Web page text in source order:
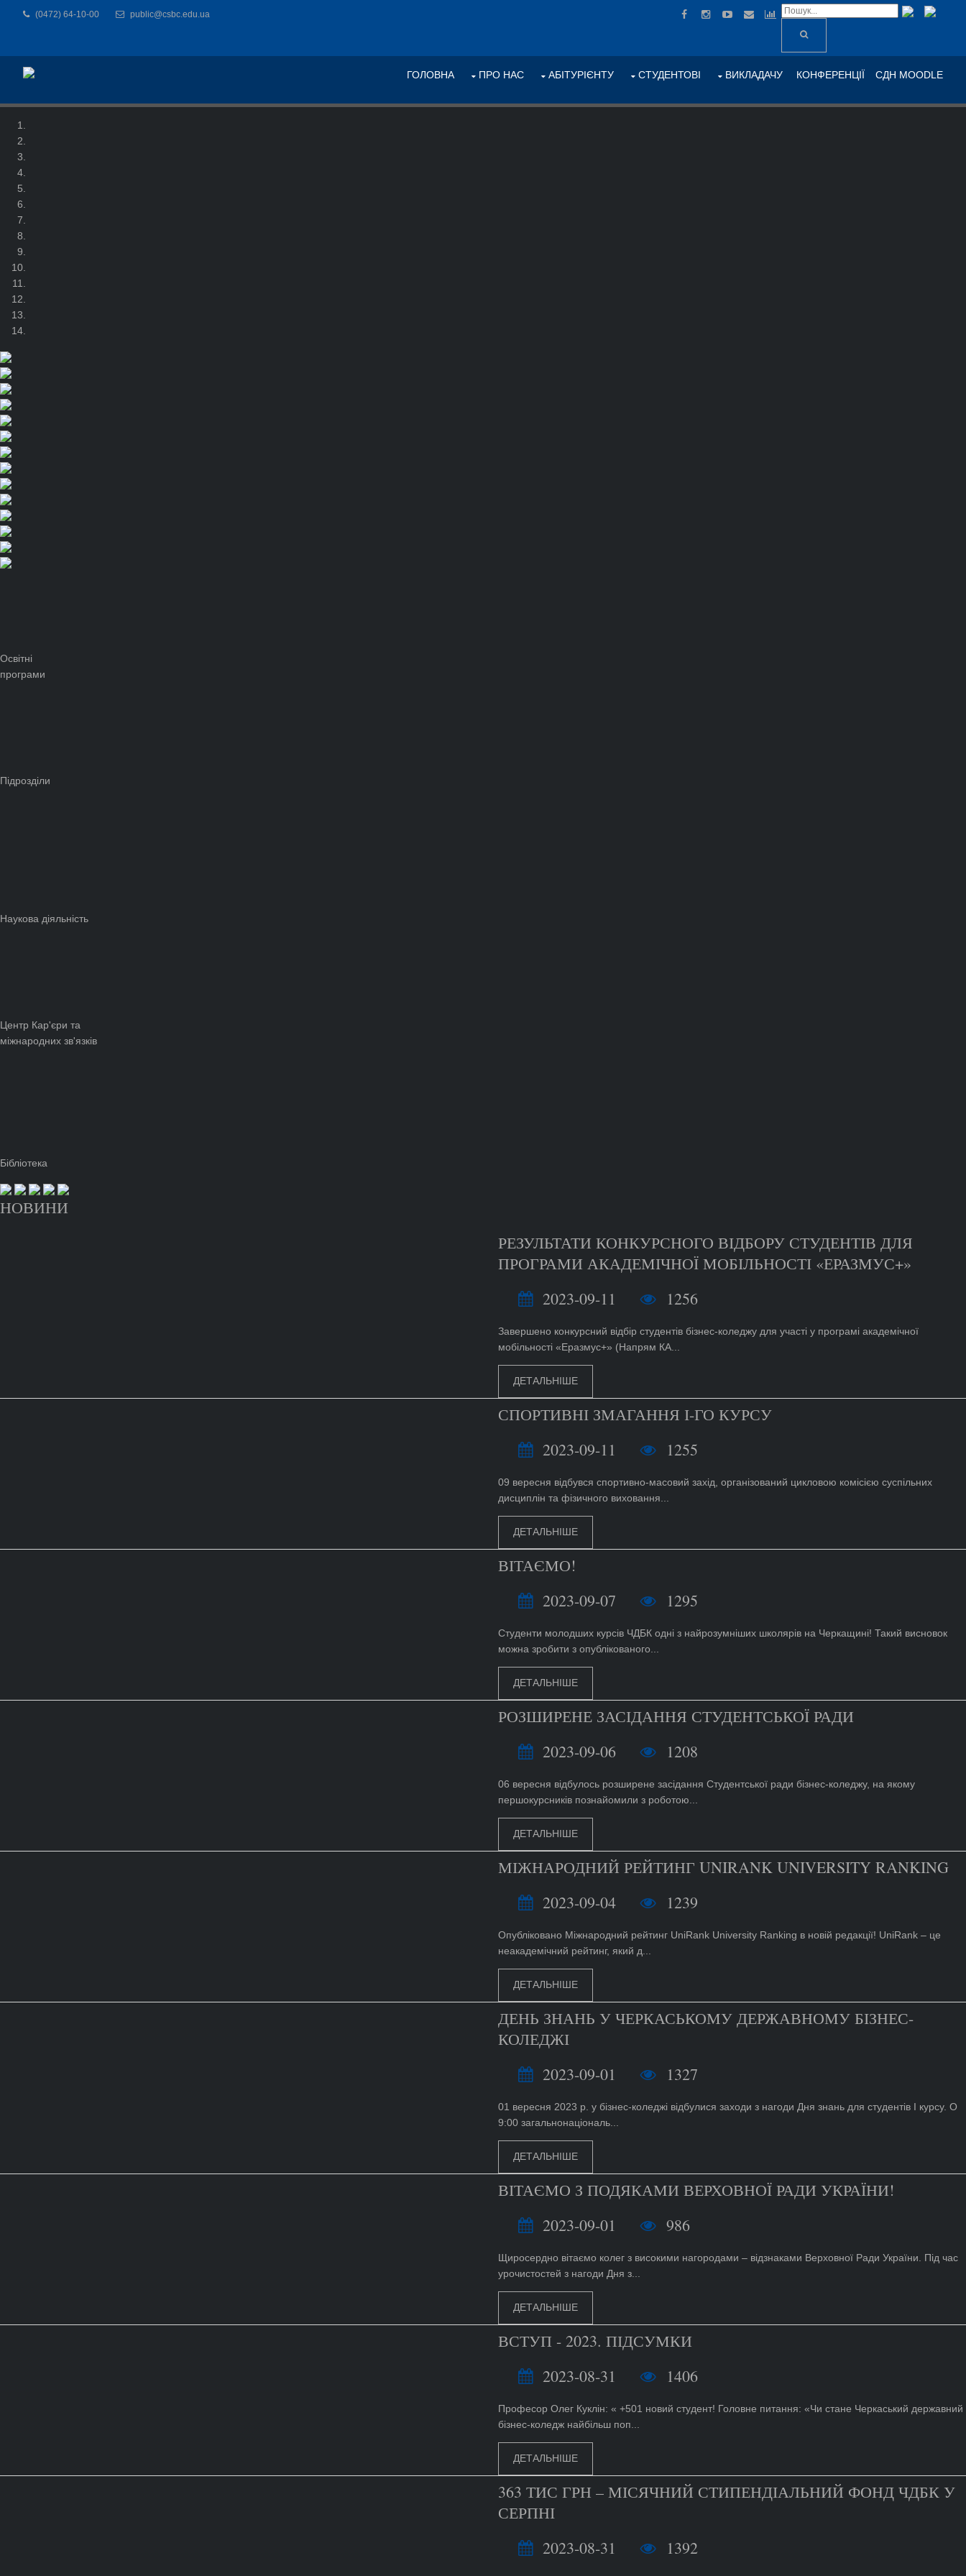
(0472) 64-10-00 public@csbc.edu.ua
ГОЛОВНА ПРО НАС АБІТУРІЄНТУ СТУДЕНТОВІ ВИКЛАДАЧУ КОНФЕРЕНЦІЇ СДН MOODLE
Освітні
програми
Підрозділи
Наукова діяльність
Центр Кар'єри та
міжнародних зв'язків
Бібліотека
НОВИНИ
РЕЗУЛЬТАТИ КОНКУРСНОГО ВІДБОРУ СТУДЕНТІВ ДЛЯ
ПРОГРАМИ АКАДЕМІЧНОЇ МОБІЛЬНОСТІ «ЕРАЗМУС+»
2023-09-11
1256
Завершено конкурсний відбір студентів бізнес-коледжу для участі у програмі академічної
мобільності «Еразмус+» (Напрям КА...
ДЕТАЛЬНІШЕ
СПОРТИВНІ ЗМАГАННЯ І-ГО КУРСУ
2023-09-11
1255
09 вересня відбувся спортивно-масовий захід, організований цикловою комісією суспільних
дисциплін та фізичного виховання...
ДЕТАЛЬНІШЕ
ВІТАЄМО!
2023-09-07
1295
Студенти молодших курсів ЧДБК одні з найрозумніших школярів на Черкащині! Такий висновок
можна зробити з опублікованого...
ДЕТАЛЬНІШЕ
РОЗШИРЕНЕ ЗАСІДАННЯ СТУДЕНТСЬКОЇ РАДИ
2023-09-06
1208
06 вересня відбулось розширене засідання Студентської ради бізнес-коледжу, на якому
першокурсників познайомили з роботою...
ДЕТАЛЬНІШЕ
МІЖНАРОДНИЙ РЕЙТИНГ UNIRANK UNIVERSITY RANKING
2023-09-04
1239
Опубліковано Міжнародний рейтинг UniRank University Ranking в новій редакції! UniRank – це
неакадемічний рейтинг, який д...
ДЕТАЛЬНІШЕ
ДЕНЬ ЗНАНЬ У ЧЕРКАСЬКОМУ ДЕРЖАВНОМУ БІЗНЕС-
КОЛЕДЖІ
2023-09-01
1327
01 вересня 2023 р. у бізнес-коледжі відбулися заходи з нагоди Дня знань для студентів І курсу. О
9:00 загальнонаціональ...
ДЕТАЛЬНІШЕ
ВІТАЄМО З ПОДЯКАМИ ВЕРХОВНОЇ РАДИ УКРАЇНИ!
2023-09-01
986
Щиросердно вітаємо колег з високими нагородами – відзнаками Верховної Ради України. Під час
урочистостей з нагоди Дня з...
ДЕТАЛЬНІШЕ
ВСТУП - 2023. ПІДСУМКИ
2023-08-31
1406
Професор Олег Куклін: « +501 новий студент! Головне питання: «Чи стане Черкаський державний
бізнес-коледж найбільш поп...
ДЕТАЛЬНІШЕ
363 ТИС ГРН – МІСЯЧНИЙ СТИПЕНДІАЛЬНИЙ ФОНД ЧДБК У
СЕРПНІ
2023-08-31
1392